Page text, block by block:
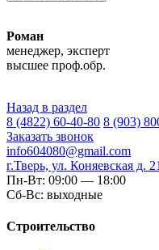
Роман
менеджер, эксперт
высшее проф.обр.
Назад в раздел
8 (4822) 60-40-80 8 (903)
Заказать звонок
info604080@gmail.com
г.Тверь, ул. Коняевская д. 21
Пн-Вт: 09:00 — 18:00
Сб-Вс: выходные
Строительство